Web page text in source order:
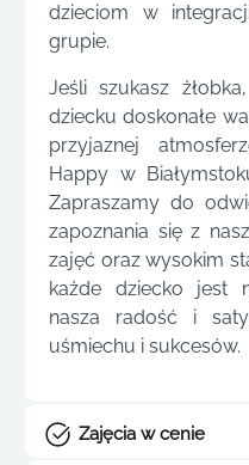
dzieciom w
grupie.
Jeśli szukasz
dziecku doskonałe
przyjaznej
Happy w
Zapraszamy do
zapoznania się z
zajęć oraz wysokim
każde dziecko jest
nasza radość i
uśmiechu i sukcesów.
Zajęcia w cenie